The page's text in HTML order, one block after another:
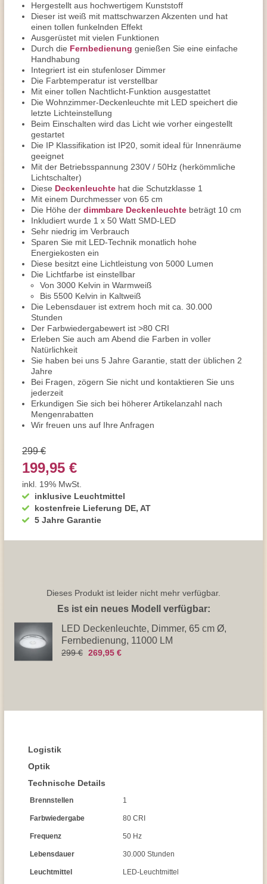
Hergestellt aus hochwertigem Kunststoff
Dieser ist weiß mit mattschwarzen Akzenten und hat
einen tollen funkelnden Effekt
Ausgerüstet mit vielen Funktionen
Durch die Fernbedienung genießen Sie eine einfache
Handhabung
Integriert ist ein stufenloser Dimmer
Die Farbtemperatur ist verstellbar
Mit einer tollen Nachtlicht-Funktion ausgestattet
Die Wohnzimmer-Deckenleuchte mit LED speichert die
letzte Lichteinstellung
Beim Einschalten wird das Licht wie vorher eingestellt
gestartet
Die IP Klassifikation ist IP20, somit ideal für Innenräume
geeignet
Mit der Betriebsspannung 230V / 50Hz (herkömmliche
Lichtschalter)
Diese Deckenleuchte hat die Schutzklasse 1
Mit einem Durchmesser von 65 cm
Die Höhe der dimmbare Deckenleuchte beträgt 10 cm
Inkludiert wurde 1 x 50 Watt SMD-LED
Sehr niedrig im Verbrauch
Sparen Sie mit LED-Technik monatlich hohe
Energiekosten ein
Diese besitzt eine Lichtleistung von 5000 Lumen
Die Lichtfarbe ist einstellbar
Von 3000 Kelvin in Warmweiß
Bis 5500 Kelvin in Kaltweiß
Die Lebensdauer ist extrem hoch mit ca. 30.000
Stunden
Der Farbwiedergabewert ist >80 CRI
Erleben Sie auch am Abend die Farben in voller
Natürlichkeit
Sie haben bei uns 5 Jahre Garantie, statt der üblichen 2
Jahre
Bei Fragen, zögern Sie nicht und kontaktieren Sie uns
jederzeit
Erkundigen Sie sich bei höherer Artikelanzahl nach
Mengenrabatten
Wir freuen uns auf Ihre Anfragen
inklusive Leuchtmittel
kostenfreie Lieferung DE, AT
5 Jahre Garantie
299 €
199,95 €
inkl. 19% MwSt.
Dieses Produkt ist leider nicht mehr verfügbar.
Es ist ein neues Modell verfügbar:
LED Deckenleuchte, Dimmer, 65 cm Ø,
Fernbedienung, 11000 LM
299 € 269,95 €
Logistik
Optik
Technische Details
Brennstellen 1
Farbwiedergabe 80 CRI
Frequenz 50 Hz
Lebensdauer 30.000 Stunden
Leuchtmittel LED-Leuchtmittel